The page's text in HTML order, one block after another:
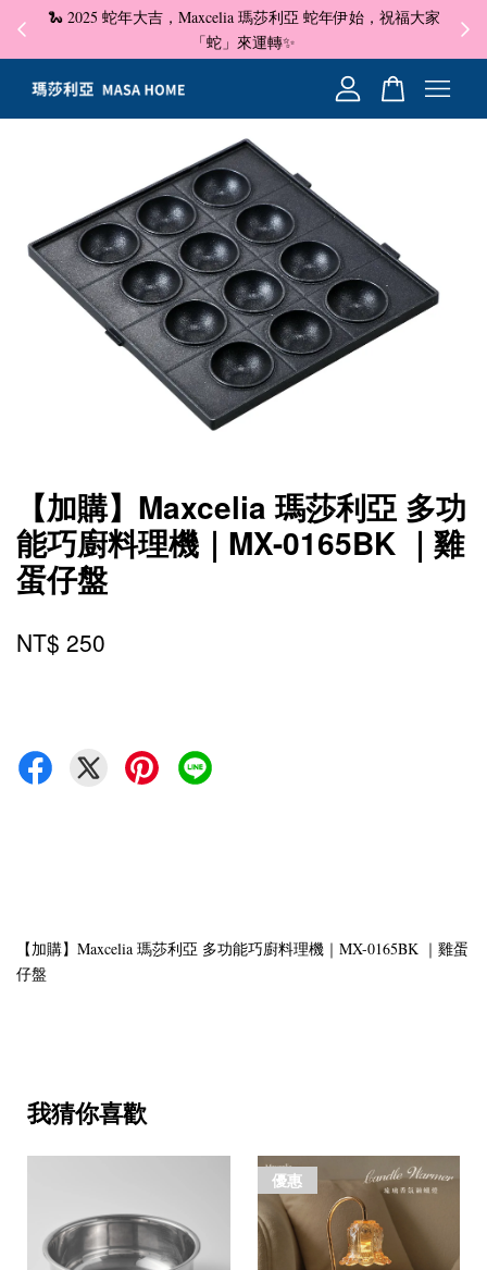
🐍 2025 蛇年大吉，Maxcelia 瑪莎利亞 蛇年伊始，祝福大家
「蛇」來運轉✨
✦
【加購】Maxcelia 瑪莎利亞 多功
能巧廚料理機｜MX-0165BK ｜雞
蛋仔盤
NT$ 250
【加購】Maxcelia 瑪莎利亞 多功能巧廚料理機｜MX-0165BK ｜雞蛋
仔盤
我猜你喜歡
優惠
您的購物車目前還是空的。
繼續購物